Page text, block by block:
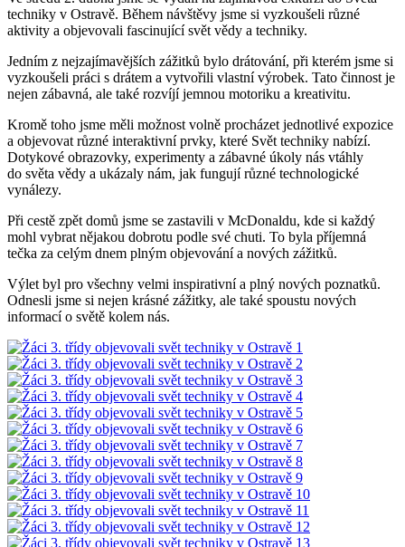
techniky v Ostravě. Během návštěvy jsme si vyzkoušeli různé
aktivity a objevovali fascinující svět vědy a techniky.
Jedním z nejzajímavějších zážitků bylo drátování, při kterém jsme si
vyzkoušeli práci s drátem a vytvořili vlastní výrobek. Tato činnost je
nejen zábavná, ale také rozvíjí jemnou motoriku a kreativitu.
Kromě toho jsme měli možnost volně procházet jednotlivé expozice
a objevovat různé interaktivní prvky, které Svět techniky nabízí.
Dotykové obrazovky, experimenty a zábavné úkoly nás vtáhly
do světa vědy a ukázaly nám, jak fungují různé technologické
vynálezy.
Při cestě zpět domů jsme se zastavili v McDonaldu, kde si každý
mohl vybrat nějakou dobrotu podle své chuti. To byla příjemná
tečka za celým dnem plným objevování a nových zážitků.
Výlet byl pro všechny velmi inspirativní a plný nových poznatků.
Odnesli jsme si nejen krásné zážitky, ale také spoustu nových
informací o světě kolem nás.